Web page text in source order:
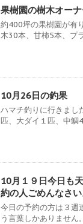
果樹園の樹木オー
約400坪の果樹園が有
木30本、甘柿5本、プ
10月26日の釣果
ハマチ釣りに行きまし
匹、大ダイ１匹、中鯛
10月１９日今日も
約の人ごめんなさい
今日の予約の方は３週
う言葉しかありません。